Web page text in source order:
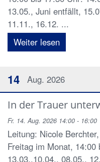
13.05., Juni entfällt,
11.11., 16.12. ...
Weiter lesen
14 Aug. 2026
In der Trauer
Fr. 14. Aug. 2026 14:00 - 16:00
Leitung: Nicole
Freitag im Monat,
13.03.,10.04., 08.05.,